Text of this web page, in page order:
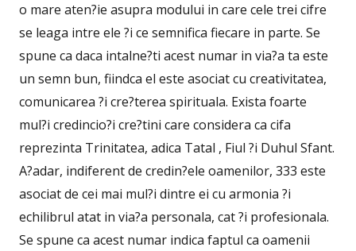
o mare aten?ie asupra modului in care cele trei cifre
se leaga intre ele ?i ce semnifica fiecare in parte. Se
spune ca daca intalne?ti acest numar in via?a ta este
un semn bun, fiindca el este asociat cu creativitatea,
comunicarea ?i cre?terea spirituala. Exista foarte
mul?i credincio?i cre?tini care considera ca cifa
reprezinta Trinitatea, adica Tatal , Fiul ?i Duhul Sfant.
A?adar, indiferent de credin?ele oamenilor, 333 este
asociat de cei mai mul?i dintre ei cu armonia ?i
echilibrul atat in via?a personala, cat ?i profesionala.
Se spune ca acest numar indica faptul ca oamenii